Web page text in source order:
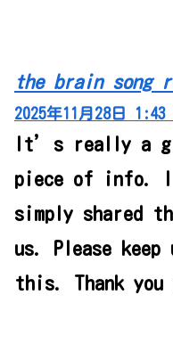
the brain song
2025年11月28日 1:43
It’s really a
piece of info. I
simply shared
us. Please
this. Thank